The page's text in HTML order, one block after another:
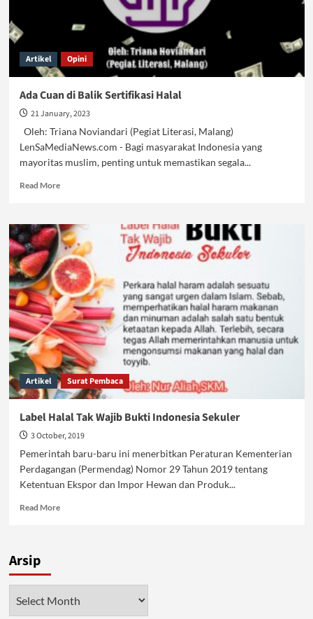
Artikel Opini
Ada Cuan di Balik Sertifikasi Halal
21 January, 2023
Oleh: Triana Noviandari (Pegiat Literasi, Malang)
LenSaMediaNews.com - Bagi masyarakat Indonesia yang
mayoritas muslim, penting untuk memastikan segala...
Read MoreRead
Ada
Cuan
di
Balik
Sertifikasi
Halal
Artikel Surat Pembaca
Label Halal Tak Wajib Bukti Indonesia Sekuler
3 October, 2019
Pemerintah baru-baru ini menerbitkan Peraturan Kementerian
Perdagangan (Permendag) Nomor 29 Tahun 2019 tentang
Ketentuan Ekspor dan Impor Hewan dan Produk...
Read MoreRead
Wajib
Bukti
Arsip